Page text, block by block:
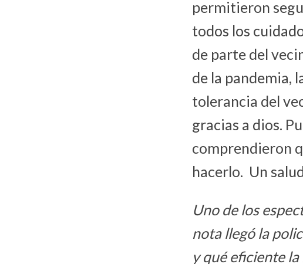
permitieron
todos los
de parte del
de la pandemia,
tolerancia del
gracias a dios.
comprendieron
hacerlo. Un
Uno de los
nota llegó la
y qué eficiente